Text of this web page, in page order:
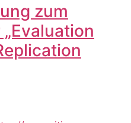
zum
„Evaluation